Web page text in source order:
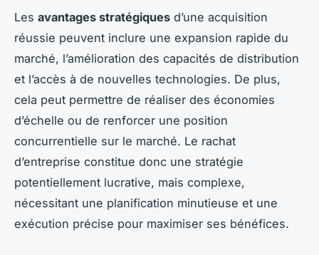
Les avantages stratégiques d’une acquisition
réussie peuvent inclure une expansion rapide du
marché, l’amélioration des capacités de distribution
et l’accès à de nouvelles technologies. De plus,
cela peut permettre de réaliser des économies
d’échelle ou de renforcer une position
concurrentielle sur le marché. Le rachat
d’entreprise constitue donc une stratégie
potentiellement lucrative, mais complexe,
nécessitant une planification minutieuse et une
exécution précise pour maximiser ses bénéfices.